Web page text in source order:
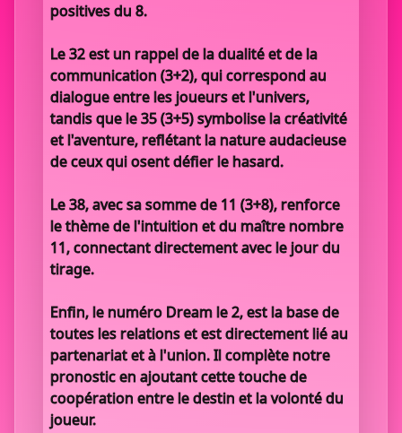
positives du 8.
Le 32 est un rappel de la dualité et de la
communication (3+2), qui correspond au
dialogue entre les joueurs et l'univers,
tandis que le 35 (3+5) symbolise la créativité
et l'aventure, reflétant la nature audacieuse
de ceux qui osent défier le hasard.
Le 38, avec sa somme de 11 (3+8), renforce
le thème de l'intuition et du maître nombre
11, connectant directement avec le jour du
tirage.
Enfin, le numéro Dream le 2, est la base de
toutes les relations et est directement lié au
partenariat et à l'union. Il complète notre
pronostic en ajoutant cette touche de
coopération entre le destin et la volonté du
joueur.